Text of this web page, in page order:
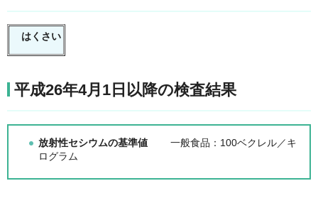
はくさい
平成26年4月1日以降の検査結果
放射性セシウムの基準値 一般食品：100ベクレル／キ
ログラム